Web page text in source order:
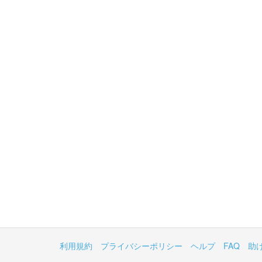
利用規約 プライバシーポリシー ヘルプ FAQ 助